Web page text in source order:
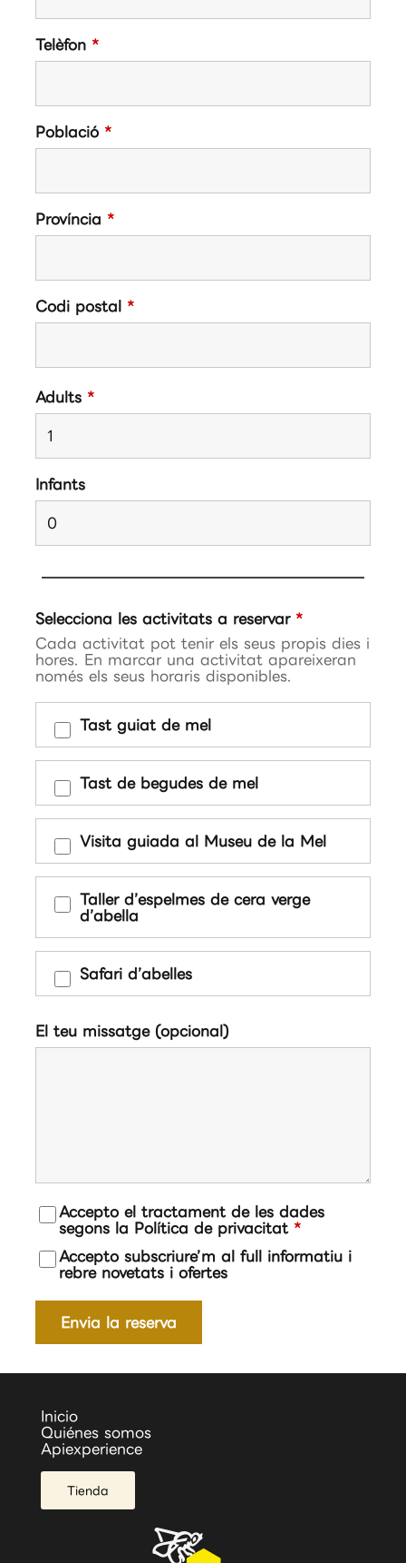
Telèfon *
Població *
Província *
Codi postal *
Adults *
Infants
Selecciona les activitats a reservar *
Cada activitat pot tenir els seus propis dies i
hores. En marcar una activitat apareixeran
només els seus horaris disponibles.
Tast guiat de mel
Tast de begudes de mel
Visita guiada al Museu de la Mel
Taller d’espelmes de cera verge
d’abella
Safari d’abelles
El teu missatge (opcional)
Accepto el tractament de les dades
segons la Política de privacitat *
Accepto subscriure’m al full informatiu i
rebre novetats i ofertes
Envia la reserva
Inicio
Quiénes somos
Apiexperience
Tienda